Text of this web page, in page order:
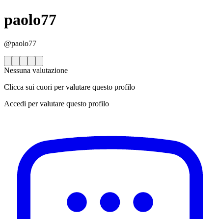
paolo77
@paolo77
Nessuna valutazione
Clicca sui cuori per valutare questo profilo
Accedi per valutare questo profilo